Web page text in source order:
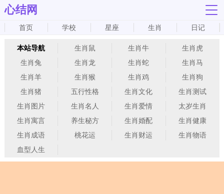
首页 学校 星座 生肖 日记
心结网
本站导航 生肖鼠 生肖牛
生肖虎
生肖兔
生肖龙 生肖蛇
生肖马
生肖羊
生肖猴 生肖鸡
生肖狗
生肖猪
五行性格 生肖文化
生肖测试
生肖图片
生肖名人 生肖爱情
太岁生肖
生肖寓言
养生秘方 生肖婚配
生肖健康
生肖成语
桃花运 生肖财运
生肖物语
血型人生